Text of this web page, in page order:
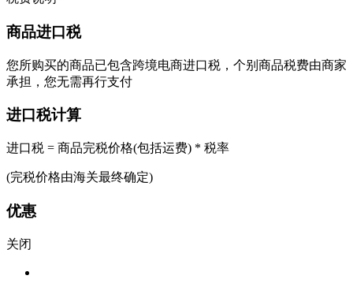
商品进口税
您所购买的商品已包含跨境电商进口税，个别商品税费由商家
承担，您无需再行支付
进口税计算
进口税 = 商品完税价格(包括运费) * 税率
(完税价格由海关最终确定)
优惠
关闭